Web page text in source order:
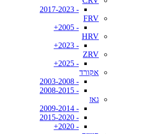
- 2017-2023
FRV
- 2005+
HRV
- 2023+
ZRV
- 2025+
אקורד
- 2003-2008
- 2008-2015
גאז
- 2009-2014
- 2015-2020
- 2020+